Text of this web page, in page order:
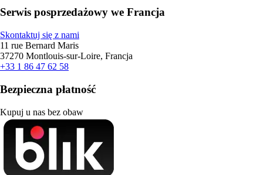
Serwis posprzedażowy we Francja
Skontaktuj się z nami
11 rue Bernard Maris
37270 Montlouis-sur-Loire, Francja
+33 1 86 47 62 58
Bezpieczna płatność
Kupuj u nas bez obaw